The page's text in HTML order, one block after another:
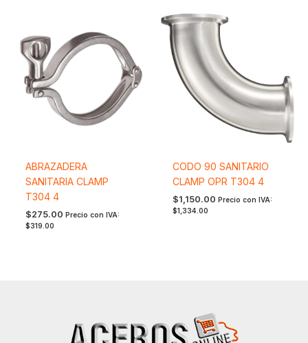
ABRAZADERA
SANITARIA CLAMP
T304 4
$275.00 Precio con IVA:
$319.00
CODO 90 SANITARIO
CLAMP OPR T304 4
$1,150.00 Precio con IVA:
$1,334.00